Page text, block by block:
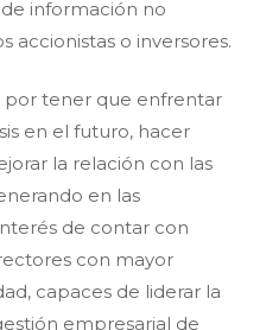
información no
accionistas o inversores.
por tener que enfrentar
en el futuro, hacer
la relación con las
en las
de contar con
con mayor
capaces de liderar la
empresarial de